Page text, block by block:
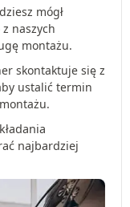
mógł
naszych
montażu.
skontaktuje się z
ustalić termin
najbardziej